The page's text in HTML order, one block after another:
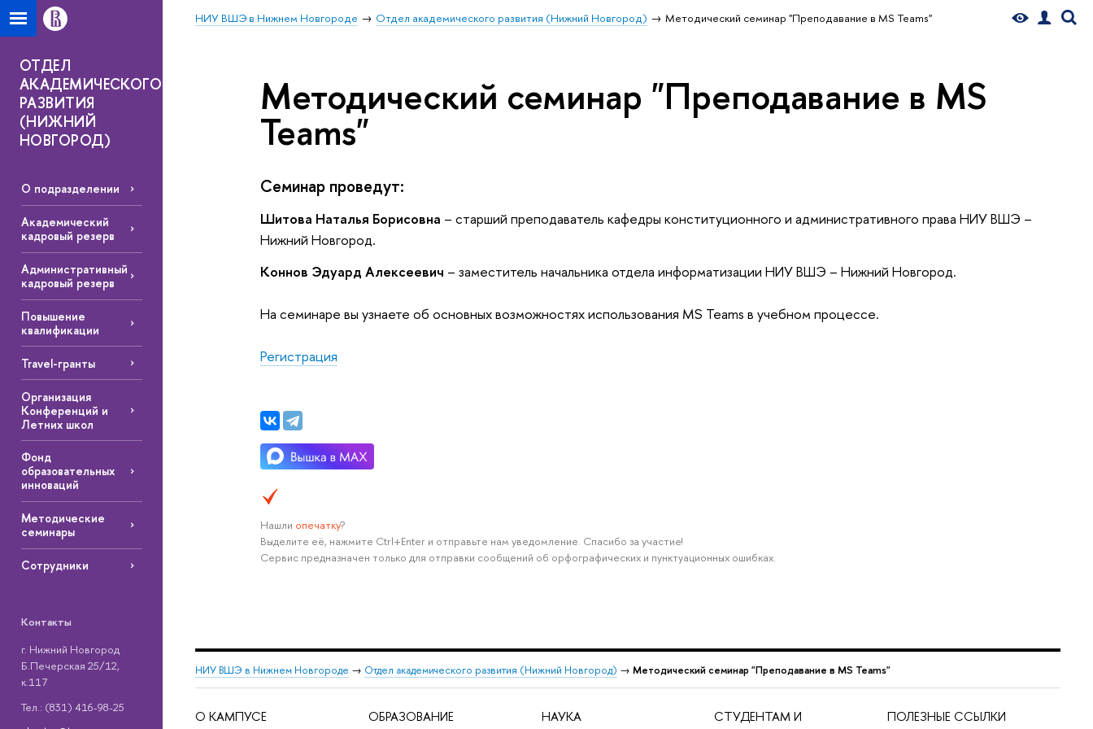
НИУ ВШЭ в Нижнем Новгороде Отдел академического развития (Нижний Новгород) Методический семинар "Преподавание в MS Teams"
ОТДЕЛ
АКАДЕМИЧЕСКОГО
РАЗВИТИЯ
(НИЖНИЙ
НОВГОРОД)
О подразделении
Академический
кадровый резерв
Административный
кадровый резерв
Повышение
квалификации
Travel-гранты
Организация
Конференций и
Летних школ
Фонд
образовательных
инноваций
Методические
семинары
Сотрудники
Контакты
г. Нижний Новгород
Б.Печерская 25/12,
к.117
Тел.: (831) 416-98-25
Методический семинар "Преподавание в MS
Teams"
Семинар проведут:
Шитова Наталья Борисовна – старший преподаватель кафедры конституционного и административного права НИУ ВШЭ –
Нижний Новгород.
Коннов Эдуард Алексеевич – заместитель начальника отдела информатизации НИУ ВШЭ – Нижний Новгород.
На семинаре вы узнаете об основных возможностях использования MS Teams в учебном процессе.
Регистрация
Нашли опечатку?
Выделите её, нажмите Ctrl+Enter и отправьте нам уведомление. Спасибо за участие!
Сервис предназначен только для отправки сообщений об орфографических и пунктуационных ошибках.
НИУ ВШЭ в Нижнем Новгороде → Отдел академического развития (Нижний Новгород) → Методический семинар "Преподавание в MS Teams"
О КАМПУСЕ ОБРАЗОВАНИЕ НАУКА
СТУДЕНТАМ И
ПОЛЕЗНЫЕ ССЫЛКИ